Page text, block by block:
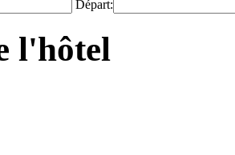
Départ:
l'hôtel